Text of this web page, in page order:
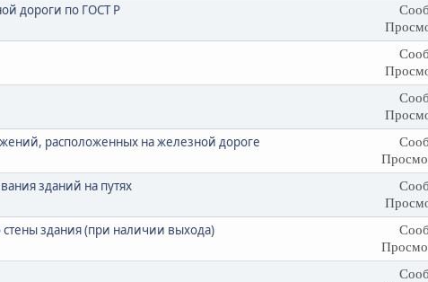
дороги по ГОСТ Р
расположенных на железной дороге
зданий на путях
здания (при наличии выхода)